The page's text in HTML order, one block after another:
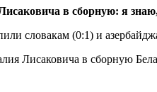
в сборную: я
словакам (0:1) и